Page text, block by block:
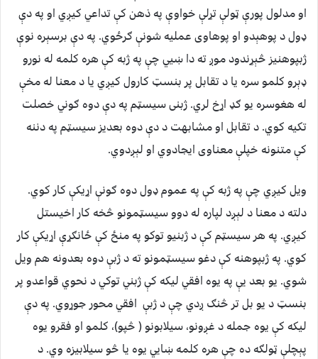
او مدلول پورې ټولې تړلې خواوې په ذهن کې تداعي کیږي او په دې
ډول د پوهېدو او پوهاوی عملیه شونې ګرځوي. په دې برسېره نوې
ژبپوهنیز څېړندود موږ ته دا ښیي چې په ژبه کې هره کلمه له نورو
ډېرو کلمو سره یا د تقابل پر بنسټ کارول کیږي یا د معنا له مخې
له هغوسره یو ګډ اړخ لري. ژبنی سیسټم په دې دوه ګوني خصلت
تکیه کوي. د تقابل او مشابهت د دې دوه بعدیز سیسټم په دننه
کې متنونه خپلې معناوی ایجادوي او لېږدوي.
ویل کیږي چې په ژبه کې په عموم ډول دوه ګونې اړیکې کار کوي.
دلته د معنا د لېږد لپاره له دوو سیسټمونو څخه کار اخیستل
کیږي. په هر سیسټم کې د ژبنیو توکو په منځ کې ځانګړې اړیکې کار
کوي. په ژبپوهنه کې دغو سیسټمونو ته د ژبې دوه بعدونه هم ویل
شوي. یو بعد یې په یوه افقي لیکه کې ژبني توکي د نحوي قواعدو پر
بنسټ د یو بل تر څنګ ږدي چې د ژبې افقي محور جوړوي. په دې
لیکه کې یوه جمله د غږونو، سیلابونو ( څپو)، کلمو او فقرو یوه
پېچلې ټولګه ده چې هره کلمه ښایي یوه یا څو سیلابیزه وي. د